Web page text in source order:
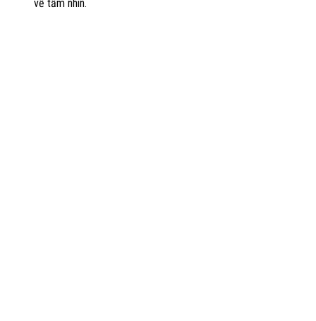
về tầm nhìn.